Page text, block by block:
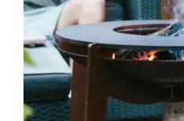
IN DEN
DETAILS